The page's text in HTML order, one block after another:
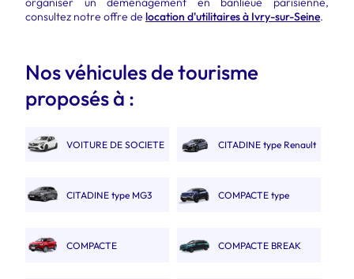
consultez notre offre de location d'utilitaires à Ivry-sur-Seine.
Nos véhicules de tourisme
proposés à :
VOITURE DE SOCIETE CITADINE type Renault
CITADINE type MG3
COMPACTE type
COMPACTE
COMPACTE BREAK